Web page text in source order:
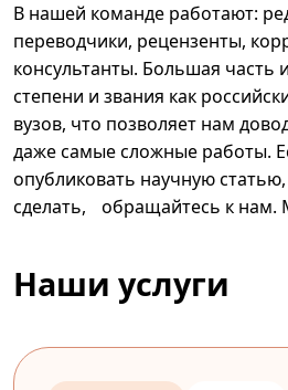
В нашей команде работают:
переводчики, рецензенты,
консультанты. Большая часть
степени и звания как
вузов, что позволяет нам
даже самые сложные работы.
опубликовать научную статью,
сделать, обращайтесь к
Наши услуги